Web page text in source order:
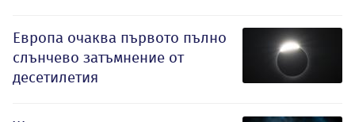
Европа очаква първото пълно
слънчево затъмнение от
десетилетия